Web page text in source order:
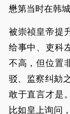
懋第当时在韩
被崇祯皇帝提
给事中、吏科
不高，但位置
驳、监察纠劾
敢于直言才是
比如皇上询问